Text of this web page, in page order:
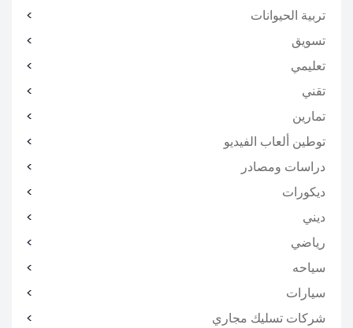
تربية الحيوانات
تسويق
تعليمي
تقني
تمارين
توطين ألعاب الفيديو
دراسات ومصادر
ديكورات
ديني
رياضي
سياحه
سيارات
شركات تسليك مجاري